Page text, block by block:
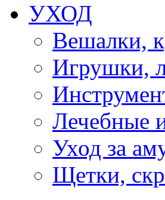
УХОД
Вешалки,
Игрушки,
Лечебные
Уход за
Щетки,